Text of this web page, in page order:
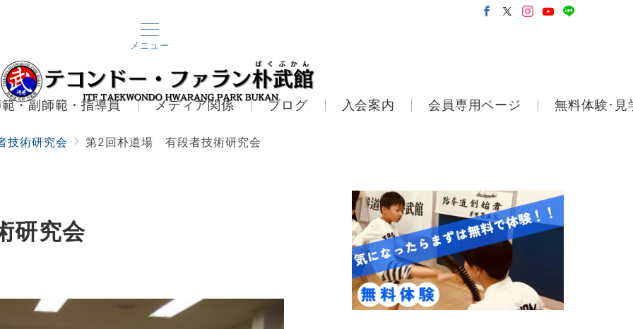
メニュー
・副師範・指導員 メディア関係 ブログ 入会案内 会員専用ページ 無料体験･見
技術研究会 第2回朴道場 有段者技術研究会
研究会